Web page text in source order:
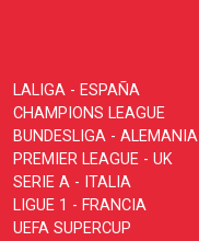
LALIGA - ESPAÑA
CHAMPIONS LEAGUE
BUNDESLIGA - ALEMANIA
PREMIER LEAGUE - UK
SERIE A - ITALIA
LIGUE 1 - FRANCIA
UEFA SUPERCUP